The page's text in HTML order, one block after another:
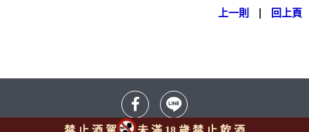
上一則 | 回上頁